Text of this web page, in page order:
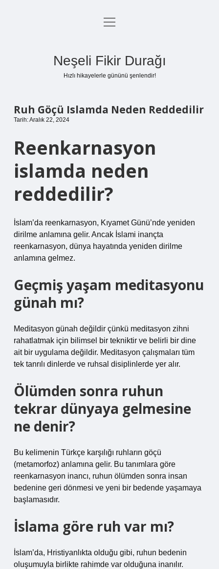
Anasayfa
menüyü
Neşeli Fikir Durağı
Hızlı hikayelerle gününü şenlendir!
Ruh Göçü Islamda Neden Reddedilir
Tarih: Aralık 22, 2024
Reenkarnasyon
islamda neden
reddedilir?
İslam’da reenkarnasyon, Kıyamet Günü’nde yeniden
dirilme anlamına gelir. Ancak İslami inançta
reenkarnasyon, dünya hayatında yeniden dirilme
anlamına gelmez.
Geçmiş yaşam meditasyonu
günah mı?
Meditasyon günah değildir çünkü meditasyon zihni
rahatlatmak için bilimsel bir tekniktir ve belirli bir dine
ait bir uygulama değildir. Meditasyon çalışmaları tüm
tek tanrılı dinlerde ve ruhsal disiplinlerde yer alır.
Ölümden sonra ruhun
tekrar dünyaya gelmesine
ne denir?
Bu kelimenin Türkçe karşılığı ruhların göçü
(metamorfoz) anlamına gelir. Bu tanımlara göre
reenkarnasyon inancı, ruhun ölümden sonra insan
bedenine geri dönmesi ve yeni bir bedende yaşamaya
başlamasıdır.
İslama göre ruh var mı?
İslam’da, Hristiyanlıkta olduğu gibi, ruhun bedenin
oluşumuyla birlikte rahimde var olduğuna inanılır.